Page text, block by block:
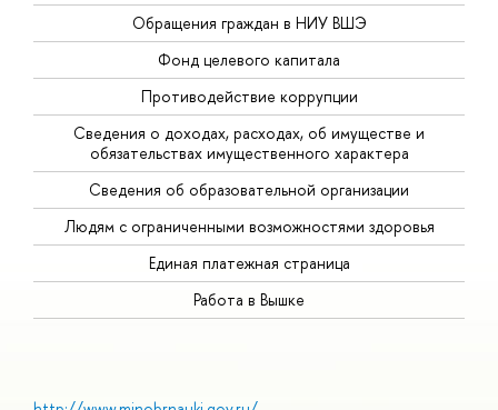
Обращения граждан в НИУ ВШЭ
Фонд целевого капитала
Противодействие коррупции
Сведения о доходах, расходах, об имуществе и
обязательствах имущественного характера
Сведения об образовательной организации
Людям с ограниченными возможностями здоровья
Единая платежная страница
Работа в Вышке